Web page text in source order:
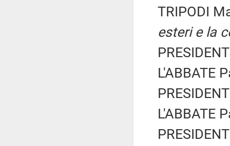
TRIPODI
esteri e la
L'ABBATE
L'ABBATE